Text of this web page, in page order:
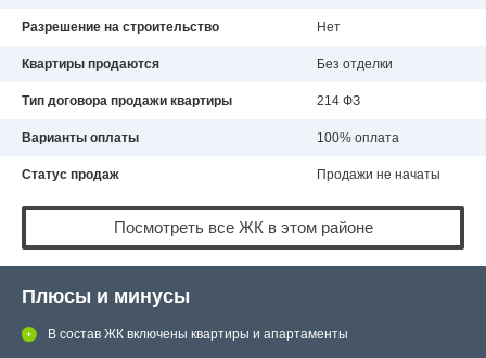
Разрешение на строительство Нет
Квартиры продаются Без отделки
Тип договора продажи квартиры 214 ФЗ
Варианты оплаты 100% оплата
Статус продаж Продажи не начаты
Посмотреть все ЖК в этом районе
Плюсы и минусы
В состав ЖК включены квартиры и апартаменты